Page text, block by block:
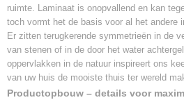
ruimte. Laminaat is onopvallend en kan
toch vormt het de basis voor al het andere
Er zitten terugkerende symmetrieën in de
van stenen of in de door het water
oppervlakken in de natuur inspireert ons
van uw huis de mooiste thuis ter wereld
Productopbouw – details voor